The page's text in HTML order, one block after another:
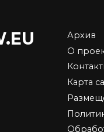
Архив
О
Карта